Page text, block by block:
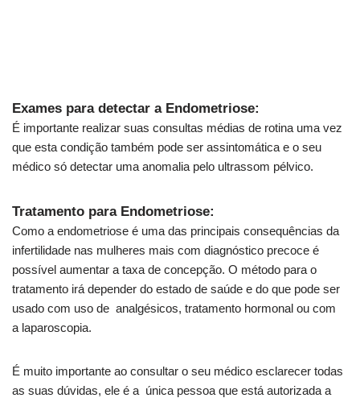
Exames para detectar a Endometriose:
É importante realizar suas consultas médias de rotina uma vez
que esta condição também pode ser assintomática e o seu
médico só detectar uma anomalia pelo ultrassom pélvico.
Tratamento para Endometriose:
Como a endometriose é uma das principais consequências da
infertilidade nas mulheres mais com diagnóstico precoce é
possível aumentar a taxa de concepção. O método para o
tratamento irá depender do estado de saúde e do que pode ser
usado com uso de analgésicos, tratamento hormonal ou com
a laparoscopia.
É muito importante ao consultar o seu médico esclarecer todas
as suas dúvidas, ele é a única pessoa que está autorizada a